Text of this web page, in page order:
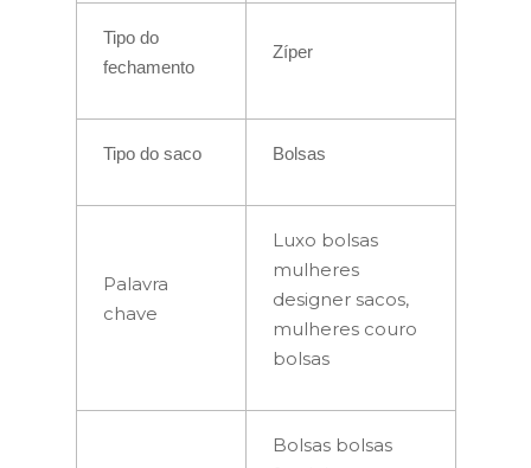
Tipo do
fechamento
Zíper
Tipo do saco Bolsas
Palavra
chave
Luxo bolsas
mulheres
designer sacos,
mulheres couro
bolsas
Bolsas bolsas